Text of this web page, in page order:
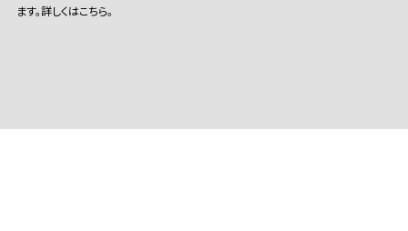
ます。詳しくはこちら。